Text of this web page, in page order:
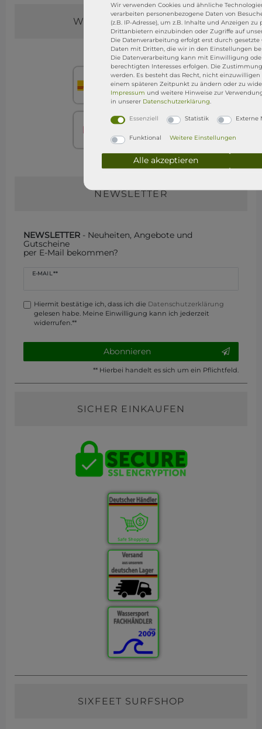
WIR VERSENDEN MIT
NEWSLETTER
NEWSLETTER - Neuheiten, Angebote und
Gutscheine
per E-Mail bekommen?
E-MAIL **
Newsletter
Hiermit bestätige ich, dass ich die Daten­schutz­erklärung
gelesen habe. Meine Einwilligung kann ich jederzeit
widerrufen.**
Abonnieren
** Hierbei handelt es sich um ein Pflichtfeld.
SICHER EINKAUFEN
SIXFEET SURFSHOP
Wir verwenden Cookies und ähnliche
verarbeiten personenbezogene Daten von
(z.B. IP-Adresse), um z.B. Inhalte und Anzeigen
Drittanbietern einzubinden oder Zugriffe auf
Die Datenverarbeitung erfolgt erst durch gesetzte
Daten mit Dritten, die wir in den Einstellungen
Die Datenverarbeitung kann mit Einwilligung
berechtigten Interesses erfolgen. Die
werden. Es besteht das Recht, nicht
einem späteren Zeitpunkt zu ändern oder zu
Impressum und weitere Hinweise zur
in unserer Daten­schutz­erklärung.
Essenziell Statistik Externe
Funktional Weitere Einstellungen
Alle akzeptieren